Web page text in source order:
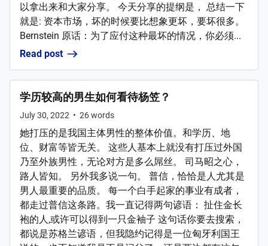
以拿出来和大家分享。 今天分享的提纲是， 总结一下
就是: 资本市场，坏的时候要比想象更坏，要坏很多。
Bernstein 原话：为了应付这种最坏的情况，你必须...
Read post
学历较高的男生如何看待杨笠？
July 30, 2022 • 26words
她打压的是我国主体男性的整体价值。和学历、地
位、财富等皆无关。 这些人基本上就没有打压过外国
乃至外族男性，无论对方是多么屌丝。 司马昭之心，
路人皆知。 另外我多说一句。 普信，恰恰是人尤其是
男人最重要的品质。 每一个白手起家的事业有成者，
都走过普信这条路。我一直记得两句谚语： 扯住金长
袍的人,或许可以得到一只金袖子 这句话你要去搜索，
都说是苏格兰谚语，但我隐约记得是一位匈牙利国王